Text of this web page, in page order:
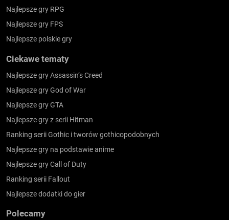
Najlepsze gry RPG
Najlepsze gry FPS
Najlepsze polskie gry
Ciekawe tematy
Najlepsze gry Assassin’s Creed
Najlepsze gry God of War
Najlepsze gry GTA
Najlepsze gry z serii Hitman
Ranking serii Gothic i tworów gothicopodobnych
Najlepsze gry na podstawie anime
Najlepsze gry Call of Duty
Ranking serii Fallout
Najlepsze dodatki do gier
Polecamy